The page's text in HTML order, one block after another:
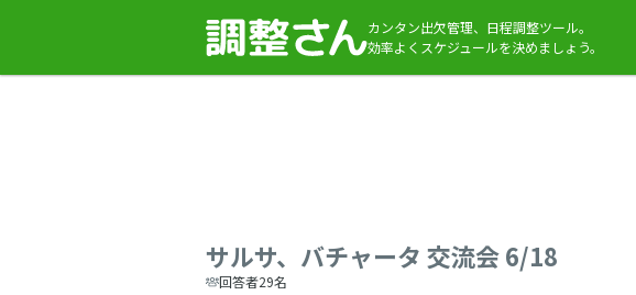
カンタン出欠管理、日程調整ツール。
効率よくスケジュールを決めましょう。
サルサ、バチャータ 交流会 6/18
回答者29名